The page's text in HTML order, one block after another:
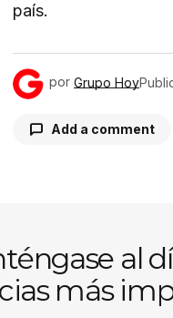
país.
por Grupo Hoy
Add a comment
Comentario *
al
más